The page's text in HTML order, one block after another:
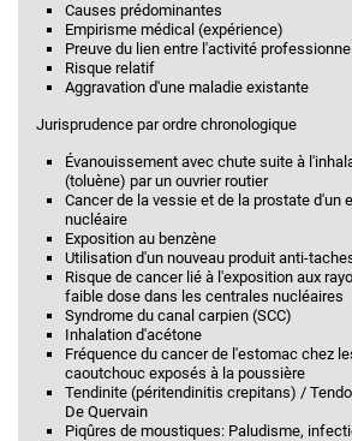
Causes prédominantes
Empirisme médical (expérience)
Preuve du lien entre l'activité
Risque relatif
Aggravation d'une maladie existante
Jurisprudence par ordre chronologique
Évanouissement avec chute suite à
(toluène) par un ouvrier routier
Cancer de la vessie et de la prostate d'un
nucléaire
Exposition au benzène
Utilisation d'un nouveau produit anti-
Risque de cancer lié à l'exposition aux
faible dose dans les centrales nucléaires
Syndrome du canal carpien (SCC)
Inhalation d'acétone
Fréquence du cancer de l'estomac chez
caoutchouc exposés à la poussière
Tendinite (péritendinitis crepitans) /
De Quervain
Piqûres de moustiques: Paludisme,